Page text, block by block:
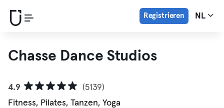
Registrieren NL
Chasse Dance Studios
4.9
(5139)
Fitness, Pilates, Tanzen, Yoga